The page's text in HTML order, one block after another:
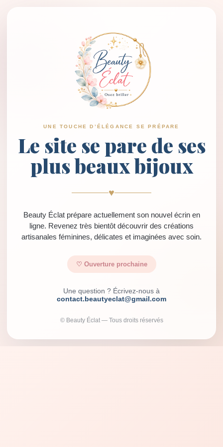
UNE TOUCHE D’ÉLÉGANCE SE PRÉPARE
Le site se pare de ses
plus beaux bijoux
♥
Beauty Éclat prépare actuellement son nouvel écrin en
ligne. Revenez très bientôt découvrir des créations
artisanales féminines, délicates et imaginées avec soin.
♡ Ouverture prochaine
Une question ? Écrivez-nous à
contact.beautyeclat@gmail.com
© Beauty Éclat — Tous droits réservés